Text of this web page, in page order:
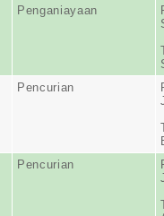
Penganiayaan
Pencurian
Pencurian